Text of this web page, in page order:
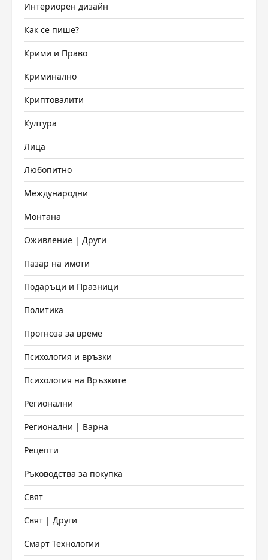
Интериорен дизайн
Как се пише?
Крими и Право
Криминално
Криптовалити
Култура
Лица
Любопитно
Международни
Монтана
Оживление | Други
Пазар на имоти
Подаръци и Празници
Политика
Прогноза за време
Психология и връзки
Психология на Връзките
Регионални
Регионални | Варна
Рецепти
Ръководства за покупка
Свят
Свят | Други
Смарт Технологии